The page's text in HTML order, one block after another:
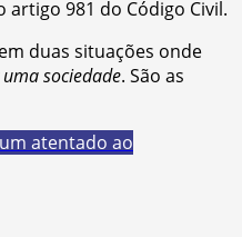
artigo 981 do Código Civil.
duas situações onde
sociedade. São as
atentado ao